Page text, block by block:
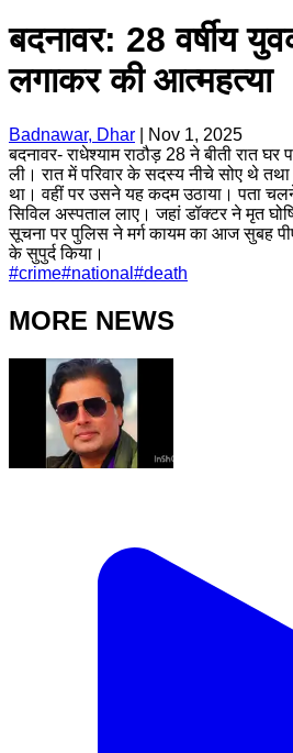
बदनावर: 28 वर्षीय
लगाकर की आत्महत्या
Badnawar, Dhar
Nov 1, 2025
बदनावर- राधेश्याम राठौड़ 28 ने बीती रात
ली। रात में परिवार के सदस्य नीचे सोए थे
था। वहीं पर उसने यह कदम उठाया। पता
सिविल अस्पताल लाए। जहां डॉक्टर ने मृत
सूचना पर पुलिस ने मर्ग कायम का आज सुबह
के सुपुर्द किया।
#crime#national #death
MORE NEWS